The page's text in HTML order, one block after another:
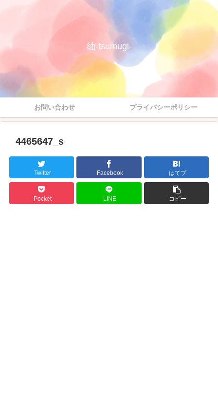
紬-tsumugi-
お問い合わせ プライバシーポリシー
4465647_s
Twitter Facebook はてブ
Pocket LINE コピー